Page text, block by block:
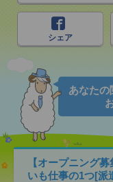
シェア
あなたの
【オープニング
いも仕事の1つ[派